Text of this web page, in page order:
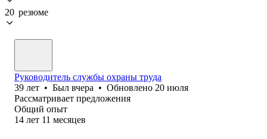
20 резюме
Руководитель службы охраны труда
39 лет • Был вчера • Обновлено 20 июля
Рассматривает предложения
Общий опыт
14 лет 11 месяцев